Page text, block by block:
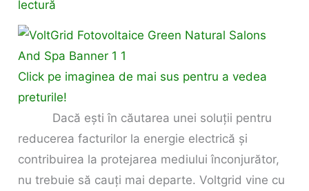
lectură
Click pe imaginea de mai sus pentru a vedea
preturile!
Dacă ești în căutarea unei soluții pentru
reducerea facturilor la energie electrică și
contribuirea la protejarea mediului înconjurător,
nu trebuie să cauți mai departe. Voltgrid vine cu